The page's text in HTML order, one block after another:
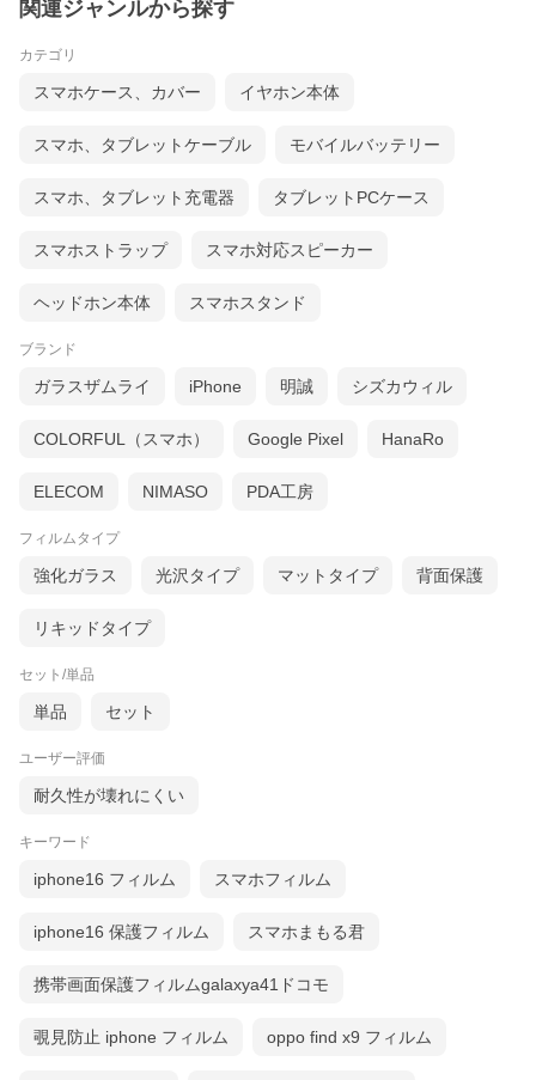
関連ジャンルから探す
カテゴリ
スマホケース、カバー イヤホン本体
スマホ、タブレットケーブル モバイルバッテリー
スマホ、タブレット充電器 タブレットPCケース
スマホストラップ スマホ対応スピーカー
ヘッドホン本体 スマホスタンド
ブランド
ガラスザムライ iPhone 明誠 シズカウィル
COLORFUL（スマホ） Google Pixel HanaRo
ELECOM NIMASO PDA工房
フィルムタイプ
強化ガラス 光沢タイプ マットタイプ 背面保護
リキッドタイプ
セット/単品
単品 セット
ユーザー評価
耐久性が壊れにくい
キーワード
iphone16 フィルム スマホフィルム
iphone16 保護フィルム スマホまもる君
携帯画面保護フィルムgalaxya41ドコモ
覗見防止 iphone フィルム oppo find x9 フィルム